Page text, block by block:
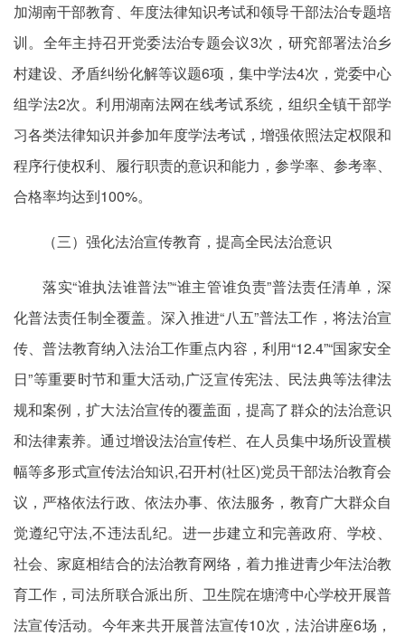
加湖南干部教育、年度法律知识考试和领导干部法治专题培
训。全年主持召开党委法治专题会议3次，研究部署法治乡
村建设、矛盾纠纷化解等议题6项，集中学法4次，党委中心
组学法2次。利用湖南法网在线考试系统，组织全镇干部学
习各类法律知识并参加年度学法考试，增强依照法定权限和
程序行使权利、履行职责的意识和能力，参学率、参考率、
合格率均达到100%。
（三）强化法治宣传教育，提高全民法治意识
落实“谁执法谁普法”“谁主管谁负责”普法责任清单，深
化普法责任制全覆盖。深入推进“八五”普法工作，将法治宣
传、普法教育纳入法治工作重点内容，利用“12.4”“国家安全
日”等重要时节和重大活动,广泛宣传宪法、民法典等法律法
规和案例，扩大法治宣传的覆盖面，提高了群众的法治意识
和法律素养。通过增设法治宣传栏、在人员集中场所设置横
幅等多形式宣传法治知识,召开村(社区)党员干部法治教育会
议，严格依法行政、依法办事、依法服务，教育广大群众自
觉遵纪守法,不违法乱纪。进一步建立和完善政府、学校、
社会、家庭相结合的法治教育网络，着力推进青少年法治教
育工作，司法所联合派出所、卫生院在塘湾中心学校开展普
法宣传活动。今年来共开展普法宣传10次，法治讲座6场，